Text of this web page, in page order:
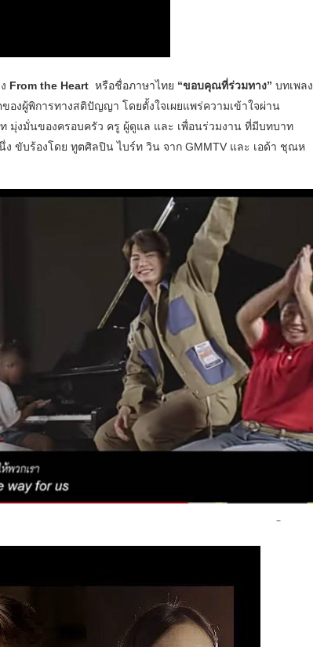
From the Heart หรือชื่อภาษาไทย “ขอบคุณที่ร่วมทาง” บทเพลง
งผู้พิการทางสติปัญญา โดยตั้งใจเผยแพร่ความเข้าใจผ่าน
มุ่งมั่นของครอบครัว ครู ผู้ดูแล และ เพื่อนร่วมงาน ที่มีบทบาท
ขับร้องโดย ทูตศิลปิน ไบร์ท วิน จาก GMMTV และ เอด้า ชุณห